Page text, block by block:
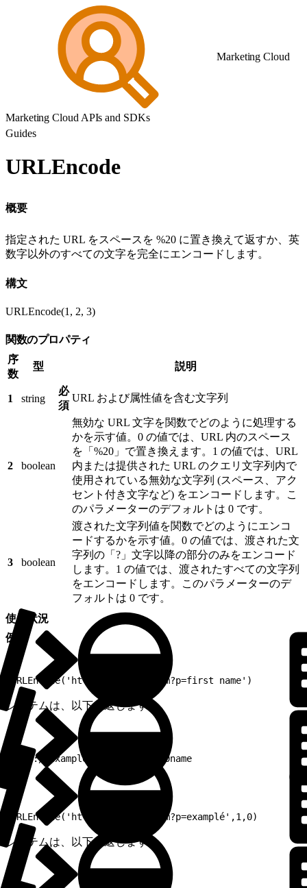
Marketing Cloud
Marketing Cloud APIs and SDKs
Guides
URLEncode
概要
指定された URL をスペースを %20 に置き換えて返すか、英
数字以外のすべての文字を完全にエンコードします。
構文
URLEncode(1, 2, 3)
関数のプロパティ
序
数
型 説明
1 string
必
須
URL および属性値を含む文字列
2 boolean
無効な URL 文字を関数でどのように処理する
かを示す値。0 の値では、URL 内のスペース
を「%20」で置き換えます。1 の値では、URL
内または提供された URL のクエリ文字列内で
使用されている無効な文字列 (スペース、アク
セント付き文字など) をエンコードします。こ
のパラメーターのデフォルトは 0 です。
3 boolean
渡された文字列値を関数でどのようにエンコ
ードするかを示す値。0 の値では、渡された文
字列の「?」文字以降の部分のみをエンコード
します。1 の値では、渡されたすべての文字列
をエンコードします。このパラメーターのデ
フォルトは 0 です。
使用状況
例 1:
URLEncode('http://example.com?p=first name')
システムは、以下を返します。
http://example.com?p=first%20name
例 2:
URLEncode('http://example.com?p=examplé',1,0)
システムは、以下を返します。